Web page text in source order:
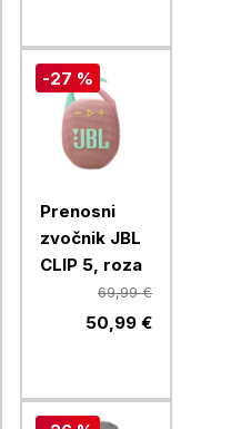
-27 %
Prenosni
zvočnik JBL
CLIP 5, roza
69,99 €
50,99 €